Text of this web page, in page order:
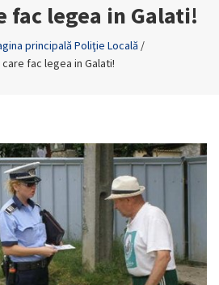
fac legea in Galati!
principală Poliţie Locală /
fac legea in Galati!